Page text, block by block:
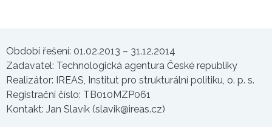
Období řešení: 01.02.2013 – 31.12.2014
Zadavatel: Technologická agentura České republiky
Realizátor: IREAS, Institut pro strukturální politiku, o. p. s.
Registrační číslo: TB010MZP061
Kontakt: Jan Slavík (slavik@ireas.cz)